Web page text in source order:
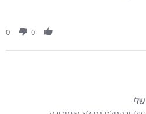
0
0